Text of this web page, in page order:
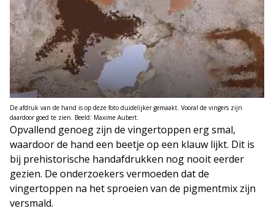
De afdruk van de hand is op deze foto duidelijker gemaakt. Vooral de vingers zijn
daardoor goed te zien. Beeld: Maxime Aubert.
Opvallend genoeg zijn de vingertoppen erg smal,
waardoor de hand een beetje op een klauw lijkt. Dit is
bij prehistorische handafdrukken nog nooit eerder
gezien. De onderzoekers vermoeden dat de
vingertoppen na het sproeien van de pigmentmix zijn
versmald.